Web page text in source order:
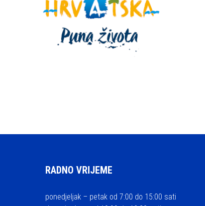
RADNO VRIJEME
ponedjeljak – petak od 7:00 do 15:00 sati